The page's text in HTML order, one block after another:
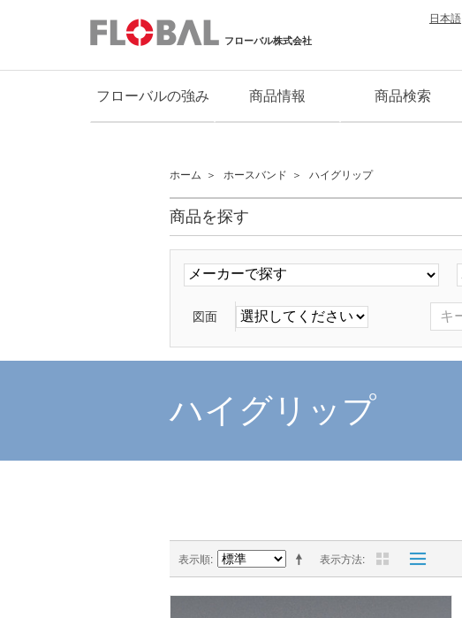
フローバル株式会社
日本語
フローバルの強み 商品情報 商品検索
ホーム ホースバンド ハイグリップ
商品を探す
図面
ハイグリップ
表示方法
表示順